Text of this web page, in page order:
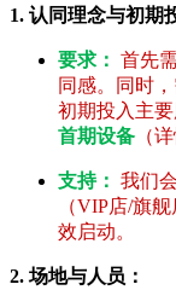
1. 认同理念与初期
要求： 首先
同感。同时
初期投入主
首期设备 （
支持： 我们
（VIP店/旗
效启动。
2. 场地与人员：